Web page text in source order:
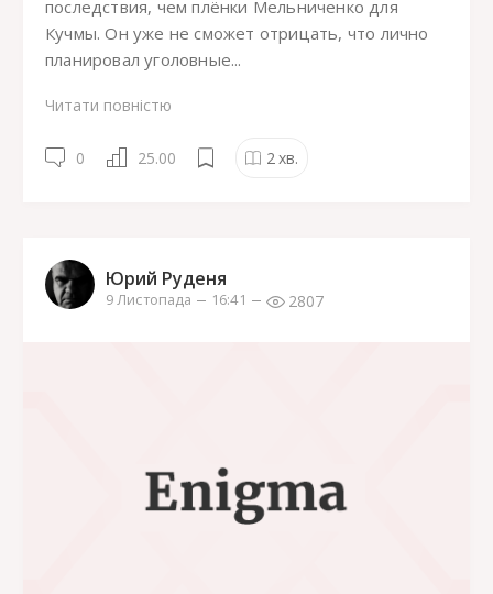
последствия, чем плёнки Мельниченко для
Кучмы. Он уже не сможет отрицать, что лично
планировал уголовные...
Читати повністю
0 25.00 2хв.
Юрий Руденя
9 Листопада 16:41 2807